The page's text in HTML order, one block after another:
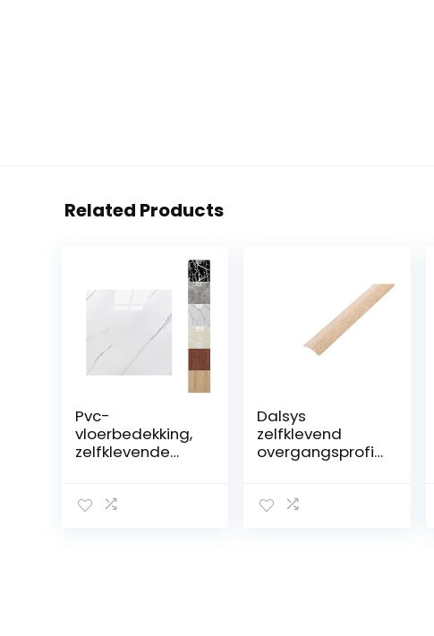
Related Products
Pvc-
vloerbedekking,
zelfklevende
m²),
Dalsys
zelfklevend
overgangsprofi
aluminium